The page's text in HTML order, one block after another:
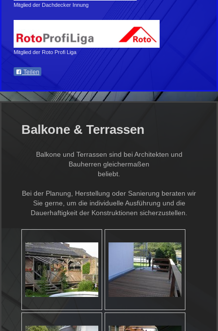
Mitglied der Dachdecker Innung
Mitglied der Roto Profi Liga
Teilen
Balkone & Terrassen
Balkone und Terrassen sind bei Architekten und
Bauherren gleichermaßen
beliebt.
Bei der Planung, Herstellung oder Sanierung beraten wir
Sie gerne, um die individuelle Ausführung und die
Dauerhaftigkeit der Konstruktionen sicherzustellen.